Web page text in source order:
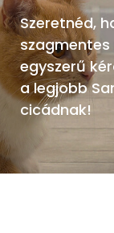
Szeretnéd,
szagmentes
egyszerű
a legjobb
cicádnak!